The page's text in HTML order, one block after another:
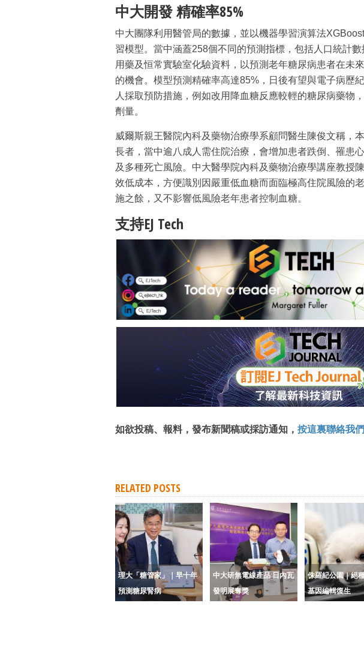
中大開發 精確率85%
中大團隊利用醫管局的數據，並以機器學習演算法
習模型。當中涵蓋258個不同的預測指標，包括人口統計數
用藥及恒常實驗室化驗資料，以預測老年糖尿病患者在未
的機會。模型預測精確率高達85%，日後有望與電子病歷
人採取預防措施，例如改用降血糖反應較輕的糖尿病藥物
劑量。
威爾斯親王醫院內科及藥物治療學系顧問醫生陳俊文稱，
長者，當中逾八成人需住院治療，會增加患者跌倒、罹患
及多種死亡風險。中大醫學院內科及藥物治療學講座教授
效低成本，方便識別因嚴重低血糖而面臨極高住院風險的
施之餘，又不影響低風險老年患者控制血糖。
支持EJ Tech
如欲投稿、報料，發布新聞稿或採訪通知， 按這裏聯絡我們
RELATED POSTS
理大「糖管家」｜早十年
預測糖尿腎病
中大研無電線產品 日內瓦
發明展奪獎
侏羅紀公園｜絕
基因編輯復生